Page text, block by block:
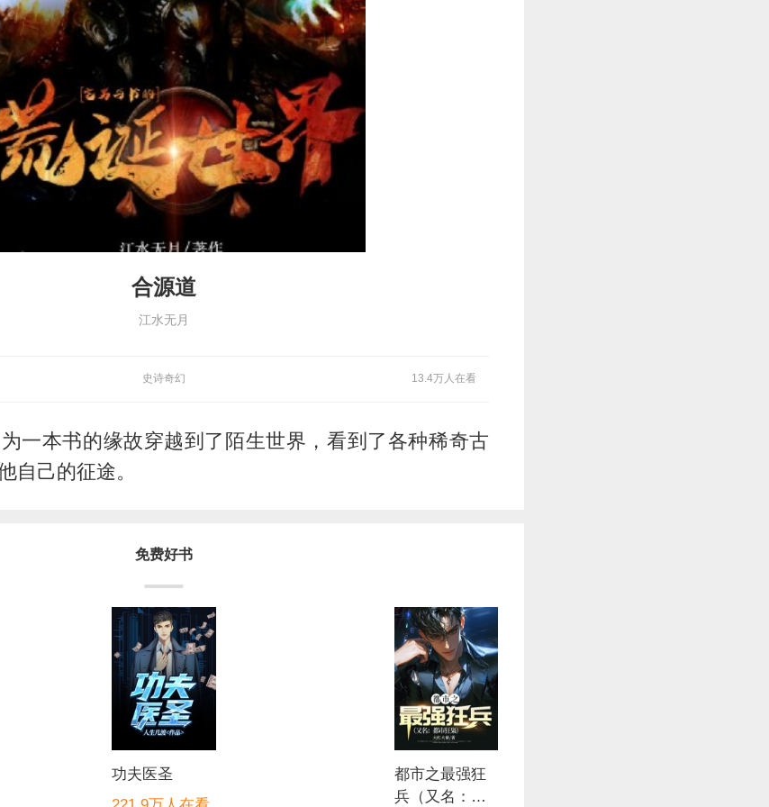
合源道
江水无月
史诗奇幻 13.4万人在看
一本书的缘故穿越到了陌生世界，看到了各种稀奇古
自己的征途。
免费好书
功夫医圣
都市之最强狂
兵（又名：都